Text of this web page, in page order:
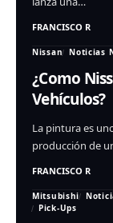
FRANCISCO R
Nissan Noticias
¿Como
Vehículos?
La pintura es
producción de
FRANCISCO R
Mitsubishi
Pick-Ups